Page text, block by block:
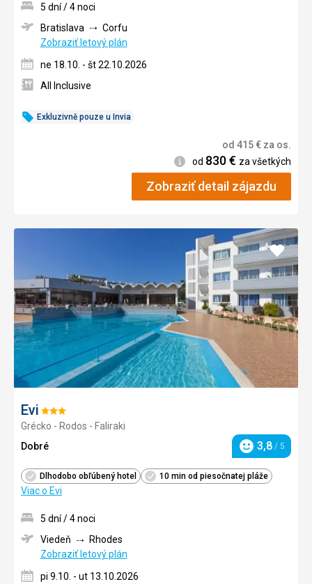
Exkluzivně pouze u Invia
5 dní / 4 noci
Bratislava
Corfu
Zobraziť letový plán
ne 18.10. - št 22.10.2026
All Inclusive
od 415€ za os.
Informácie
od 830€ za všetkých
Zobraziť detail zájazdu
Evi Hodnotenie:
3/5
Grécko - Rodos - Faliraki
Dobré
Hodnotenie
3,8 / 5
Dlhodobo obľúbený hotel 10 min od piesočnatej pláže
Viac o Evi
Pridať
do
5 dní / 4 noci
Viedeň
Rhodes
Zobraziť letový plán
pi 9.10. - ut 13.10.2026